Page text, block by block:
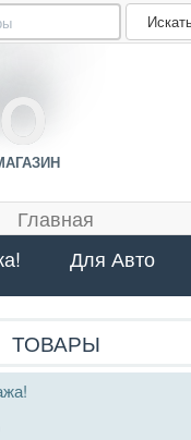
Главная
Для Авто
ТОВАРЫ